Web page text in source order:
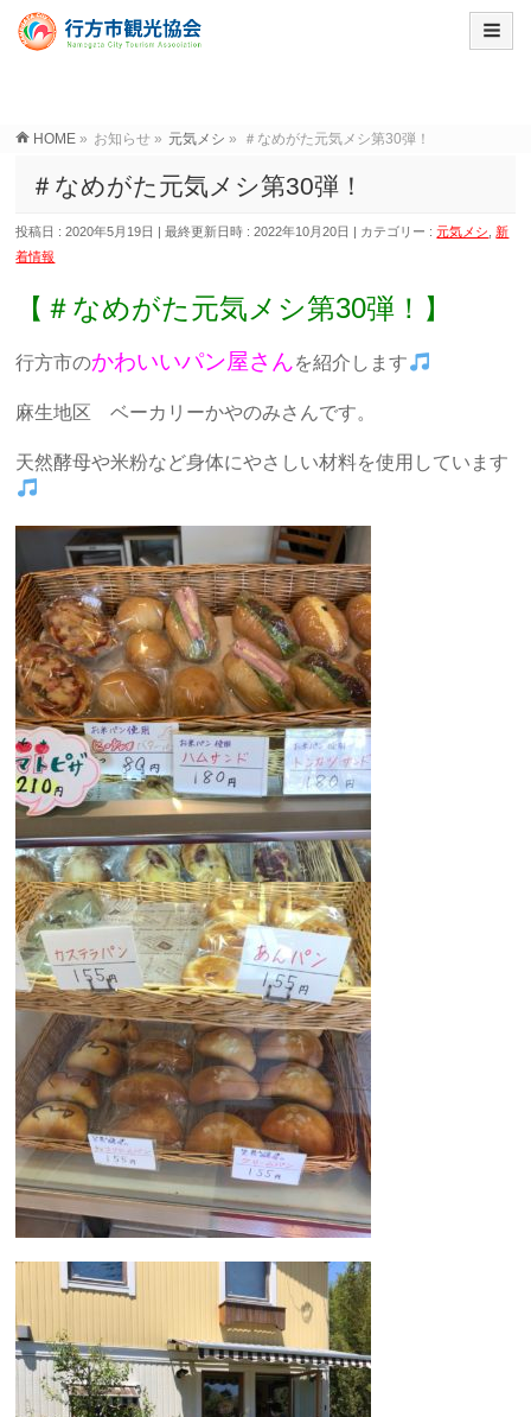
HOME » お知らせ » 元気メシ » ＃なめがた元気メシ第30弾！
＃なめがた元気メシ第30弾！
投稿日 : 2020年5月19日 最終更新日時 : 2022年10月20日 カテゴリー :元気メシ
新
着情報
【＃なめがた元気メシ第30弾！】
行方市のかわいいパン屋さんを紹介します
麻生地区 ベーカリーかやのみさんです。
天然酵母や米粉など身体にやさしい材料を使用しています